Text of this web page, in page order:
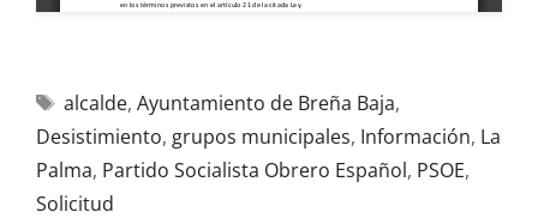
alcalde, Ayuntamiento de Breña Baja,
Desistimiento, grupos municipales, Información, La
Palma, Partido Socialista Obrero Español, PSOE,
Solicitud